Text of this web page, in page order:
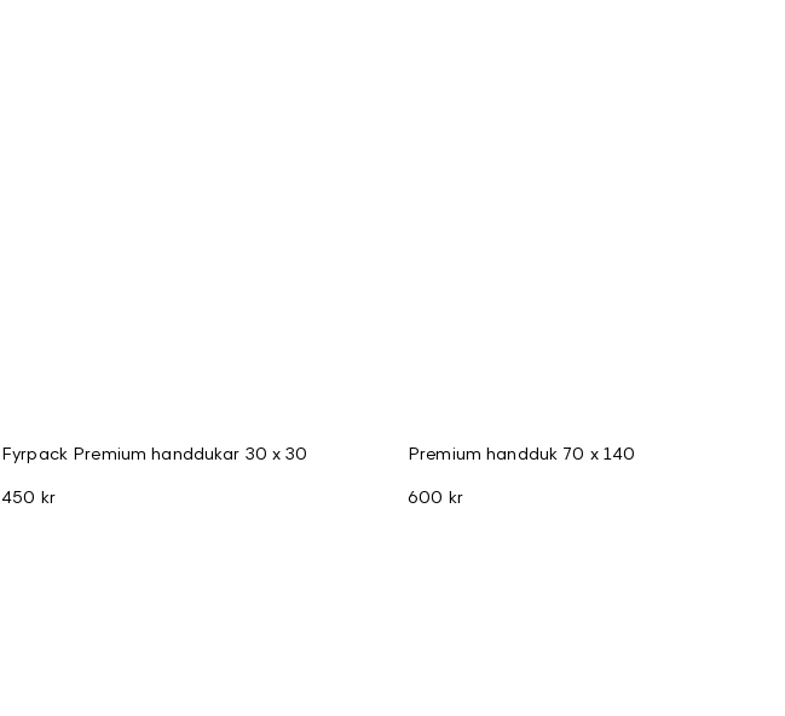
Fyrpack Premium handdukar 30 x 30
450 kr
Premium handduk 70 x 140
600 kr